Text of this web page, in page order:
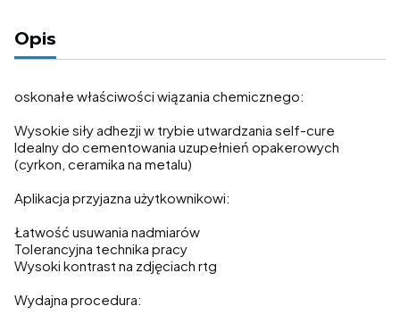
Opis
oskonałe właściwości wiązania chemicznego:
Wysokie siły adhezji w trybie utwardzania self-cure
Idealny do cementowania uzupełnień opakerowych
(cyrkon, ceramika na metalu)
Aplikacja przyjazna użytkownikowi:
Łatwość usuwania nadmiarów
Tolerancyjna technika pracy
Wysoki kontrast na zdjęciach rtg
Wydajna procedura: